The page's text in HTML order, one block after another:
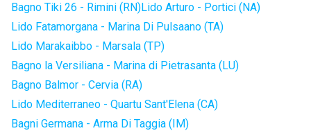
Bagno Tiki 26 - Rimini (RN)Lido Arturo - Portici (NA)
Lido Fatamorgana - Marina Di Pulsaano (TA)
Lido Marakaibbo - Marsala (TP)
Bagno la Versiliana - Marina di Pietrasanta (LU)
Bagno Balmor - Cervia (RA)
Lido Mediterraneo - Quartu Sant'Elena (CA)
Bagni Germana - Arma Di Taggia (IM)